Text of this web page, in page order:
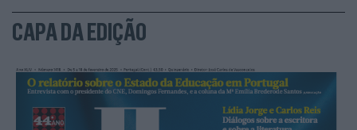
CAPA DA EDIÇÃO